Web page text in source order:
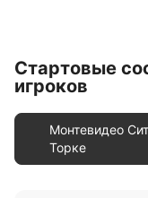
Стартовые
игроков
Монтевидео
Торке